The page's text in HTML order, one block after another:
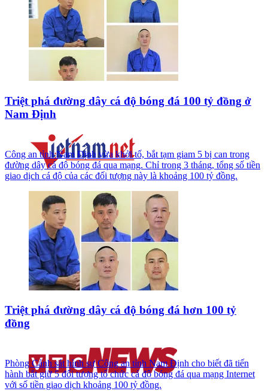
Triệt phá đường dây cá độ bóng đá 100 tỷ đồng ở
Nam Định
Công an tỉnh Nam Định vừa khởi tố, bắt tạm giam 5 bị can trong
đường dây cá độ bóng đá qua mạng. Chỉ trong 3 tháng, tổng số tiền
giao dịch cá độ của các đối tượng này là khoảng 100 tỷ đồng.
Triệt phá đường dây cá độ bóng đá hơn 100 tỷ
đồng
Phòng Cảnh sát hình sự Công an tỉnh Nam Định cho biết đã tiến
hành bắt giữ 5 đối tượng tổ chức cá độ bóng đá qua mạng Internet
với số tiền giao dịch khoảng 100 tỷ đồng.